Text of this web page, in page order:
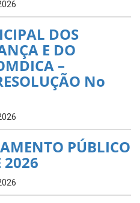
DOS
E DO
–
No
PÚBLICO
2026